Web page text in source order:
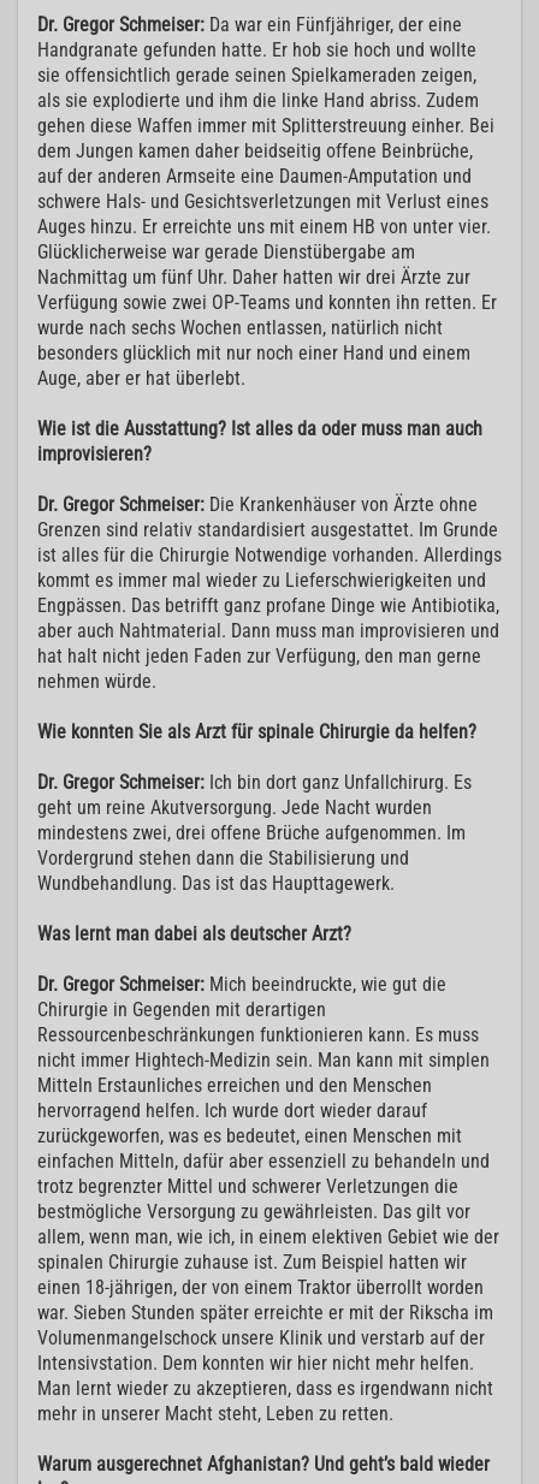
Dr. Gregor Schmeiser: Da war ein Fünfjähriger, der eine
Handgranate gefunden hatte. Er hob sie hoch und wollte
sie offensichtlich gerade seinen Spielkameraden zeigen,
als sie explodierte und ihm die linke Hand abriss. Zudem
gehen diese Waffen immer mit Splitterstreuung einher. Bei
dem Jungen kamen daher beidseitig offene Beinbrüche,
auf der anderen Armseite eine Daumen-Amputation und
schwere Hals- und Gesichtsverletzungen mit Verlust eines
Auges hinzu. Er erreichte uns mit einem HB von unter vier.
Glücklicherweise war gerade Dienstübergabe am
Nachmittag um fünf Uhr. Daher hatten wir drei Ärzte zur
Verfügung sowie zwei OP-Teams und konnten ihn retten. Er
wurde nach sechs Wochen entlassen, natürlich nicht
besonders glücklich mit nur noch einer Hand und einem
Auge, aber er hat überlebt.
Wie ist die Ausstattung? Ist alles da oder muss man auch
improvisieren?
Dr. Gregor Schmeiser: Die Krankenhäuser von Ärzte ohne
Grenzen sind relativ standardisiert ausgestattet. Im Grunde
ist alles für die Chirurgie Notwendige vorhanden. Allerdings
kommt es immer mal wieder zu Lieferschwierigkeiten und
Engpässen. Das betrifft ganz profane Dinge wie Antibiotika,
aber auch Nahtmaterial. Dann muss man improvisieren und
hat halt nicht jeden Faden zur Verfügung, den man gerne
nehmen würde.
Wie konnten Sie als Arzt für spinale Chirurgie da helfen?
Dr. Gregor Schmeiser: Ich bin dort ganz Unfallchirurg. Es
geht um reine Akutversorgung. Jede Nacht wurden
mindestens zwei, drei offene Brüche aufgenommen. Im
Vordergrund stehen dann die Stabilisierung und
Wundbehandlung. Das ist das Haupttagewerk.
Was lernt man dabei als deutscher Arzt?
Dr. Gregor Schmeiser: Mich beeindruckte, wie gut die
Chirurgie in Gegenden mit derartigen
Ressourcenbeschränkungen funktionieren kann. Es muss
nicht immer Hightech-Medizin sein. Man kann mit simplen
Mitteln Erstaunliches erreichen und den Menschen
hervorragend helfen. Ich wurde dort wieder darauf
zurückgeworfen, was es bedeutet, einen Menschen mit
einfachen Mitteln, dafür aber essenziell zu behandeln und
trotz begrenzter Mittel und schwerer Verletzungen die
bestmögliche Versorgung zu gewährleisten. Das gilt vor
allem, wenn man, wie ich, in einem elektiven Gebiet wie der
spinalen Chirurgie zuhause ist. Zum Beispiel hatten wir
einen 18-jährigen, der von einem Traktor überrollt worden
war. Sieben Stunden später erreichte er mit der Rikscha im
Volumenmangelschock unsere Klinik und verstarb auf der
Intensivstation. Dem konnten wir hier nicht mehr helfen.
Man lernt wieder zu akzeptieren, dass es irgendwann nicht
mehr in unserer Macht steht, Leben zu retten.
Warum ausgerechnet Afghanistan? Und geht’s bald wieder